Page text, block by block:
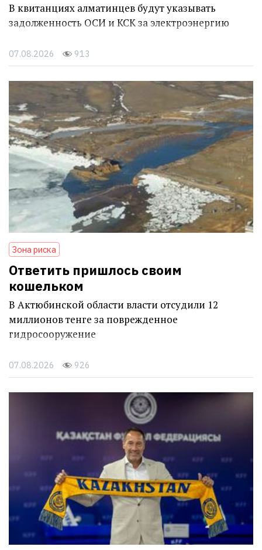
В квитанциях алматинцев будут указывать
задолженность ОСИ и КСК за электроэнергию
07.08.2026 913
Зона риска
Ответить пришлось своим
кошельком
В Актюбинской области власти отсудили 12
миллионов тенге за поврежденное
гидросооружение
07.08.2026 926